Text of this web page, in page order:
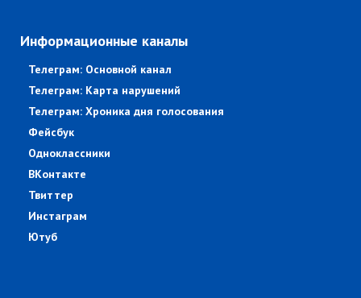
Информационные каналы
Телеграм: Основной канал
Телеграм: Карта нарушений
Телеграм: Хроника дня голосования
Фейсбук
Одноклассники
ВКонтакте
Твиттер
Инстаграм
Ютуб